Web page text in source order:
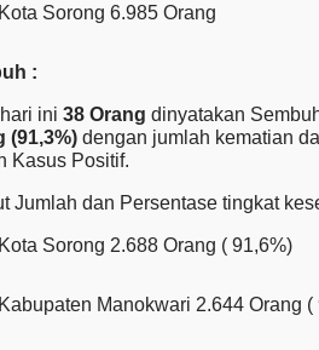
Kota Sorong 6.985 Orang
:
ini 38 Orang dinyatakan
(91,3%) dengan jumlah kematian
Kasus Positif.
Jumlah dan Persentase tingkat
Kota Sorong 2.688 Orang ( 91,6%)
Kabupaten Manokwari 2.644 Orang (